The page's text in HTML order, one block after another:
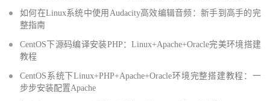
如何在Linux系统中使用Audacity高效编辑音频：新手到高手的完
整指南
CentOS下源码编译安装PHP：Linux+Apache+Oracle完美环境搭建
教程
CentOS系统下Linux+PHP+Apache+Oracle环境完整搭建教程：一
步步安装配置Apache